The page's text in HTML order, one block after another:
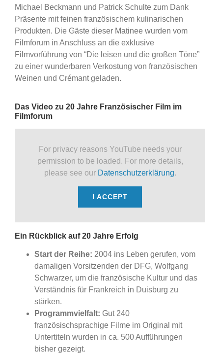
Michael Beckmann und Patrick Schulte zum Dank
Präsente mit feinen französischem kulinarischen
Produkten. Die Gäste dieser Matinee wurden vom
Filmforum in Anschluss an die exklusive
Filmvorführung von “Die leisen und die großen Töne”
zu einer wunderbaren Verkostung von französischen
Weinen und Crémant geladen.
Das Video zu 20 Jahre Französischer Film im
Filmforum
For privacy reasons YouTube needs your
permission to be loaded. For more details,
please see our Datenschutzerklärung.
I ACCEPT
Ein Rückblick auf 20 Jahre Erfolg
Start der Reihe: 2004 ins Leben gerufen, vom
damaligen Vorsitzenden der DFG, Wolfgang
Schwarzer, um die französische Kultur und das
Verständnis für Frankreich in Duisburg zu
stärken.
Programmvielfalt: Gut 240
französischsprachige Filme im Original mit
Untertiteln wurden in ca. 500 Aufführungen
bisher gezeigt.